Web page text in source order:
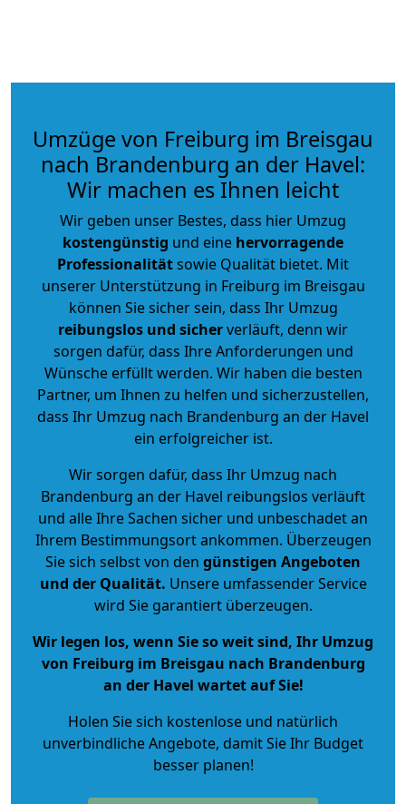
Umzüge von Freiburg im Breisgau
nach Brandenburg an der Havel:
Wir machen es Ihnen leicht
Wir geben unser Bestes, dass hier Umzug
kostengünstig und eine hervorragende
Professionalitätsowie Qualität bietet. Mit
unserer Unterstützung in Freiburg im Breisgau
können Sie sicher sein, dass Ihr Umzug
reibungslos und sicherverläuft, denn wir
sorgen dafür, dass Ihre Anforderungen und
Wünsche erfüllt werden. Wir haben die besten
Partner, um Ihnen zu helfen und sicherzustellen,
dass Ihr Umzug nach Brandenburg an der Havel
ein erfolgreicher ist.
Wir sorgen dafür, dass Ihr Umzug nach
Brandenburg an der Havel reibungslos verläuft
und alle Ihre Sachen sicher und unbeschadet an
Ihrem Bestimmungsort ankommen. Überzeugen
Sie sich selbst von den günstigen Angeboten
und der Qualität. Unsere umfassender Service
wird Sie garantiert überzeugen.
Wir legen los, wenn Sie so weit sind, Ihr Umzug
von Freiburg im Breisgau nach Brandenburg
an der Havel wartet auf Sie!
Holen Sie sich kostenlose und natürlich
unverbindliche Angebote, damit Sie Ihr Budget
besser planen!